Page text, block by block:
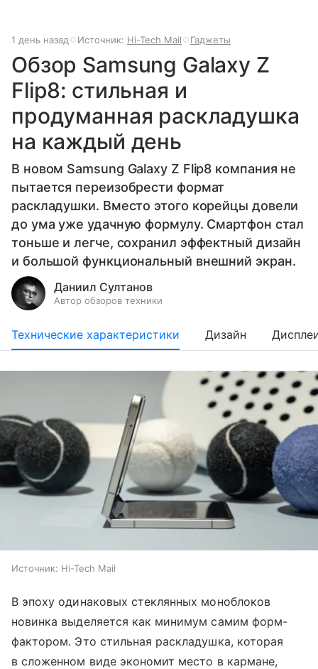
1 день назад Источник: Hi-Tech Mail Гаджеты
Обзор Samsung Galaxy Z
Flip8: стильная и
продуманная раскладушка
на каждый день
В новом Samsung Galaxy Z Flip8 компания не
пытается переизобрести формат
раскладушки. Вместо этого корейцы довели
до ума уже удачную формулу. Смартфон стал
тоньше и легче, сохранил эффектный дизайн
и большой функциональный внешний экран.
Даниил Султанов
Автор обзоров техники
Технические характеристики Дизайн
Источник: Hi-Tech Mail
В эпоху одинаковых стеклянных моноблоков
новинка выделяется как минимум самим форм-
фактором. Это стильная раскладушка, которая
в сложенном виде экономит место в кармане,